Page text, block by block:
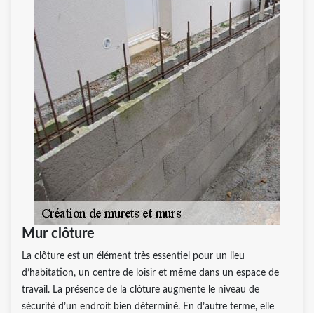
Mur clôture
La clôture est un élément très essentiel pour un lieu
d’habitation, un centre de loisir et même dans un espace de
travail. La présence de la clôture augmente le niveau de
sécurité d’un endroit bien déterminé. En d’autre terme, elle